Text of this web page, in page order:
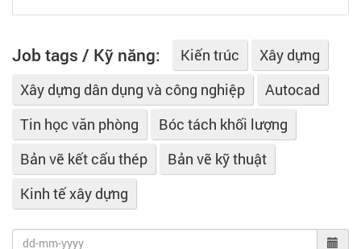
Job tags / Kỹ năng: Kiến trúc
Xây dựng
Xây dựng dân dụng và công nghiệp
Autocad
Tin học văn phòng
Bóc tách khối lượng
Bản vẽ kết cấu thép
Bản vẽ kỹ thuật
Kinh tế xây dựng